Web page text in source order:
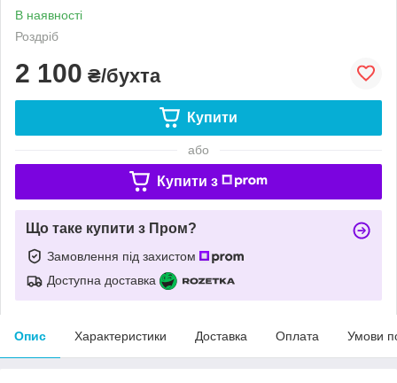
В наявності
Роздріб
2 100 ₴/бухта
Купити
або
Купити з
Що таке купити з Пром?
Замовлення під захистом
Доступна доставка
Опис Характеристики Доставка Оплата Умови